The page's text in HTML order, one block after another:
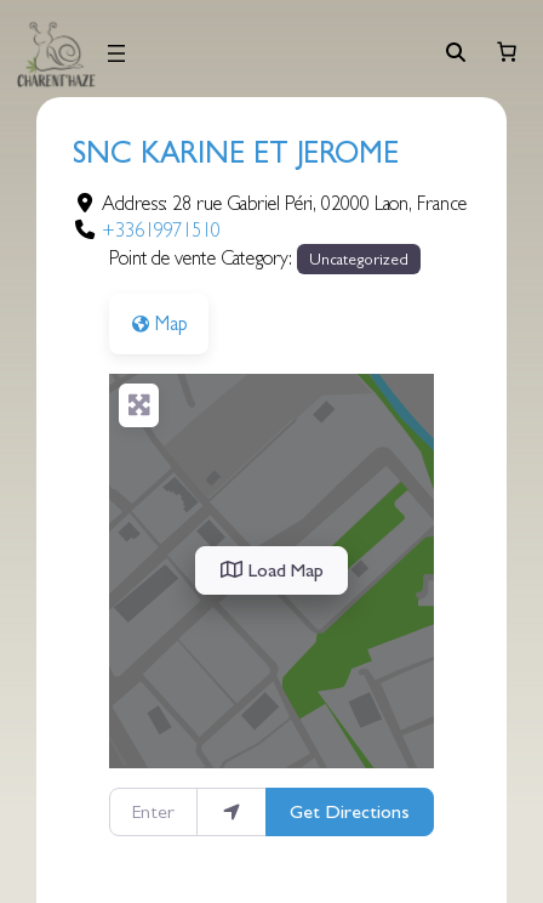
contenu
SNC KARINE ET JEROME
Address: 28 rue Gabriel Péri,02000 Laon, France
+33619971510
Point de vente Category:
Uncategorized
Map
Load Map
Enter your location
Get Directions